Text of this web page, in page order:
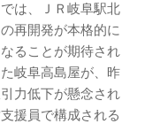
は、ＪＲ岐阜駅北
再開発が本格的に
ることが期待され
岐阜高島屋が、昨
力低下が懸念され
援員で構成される